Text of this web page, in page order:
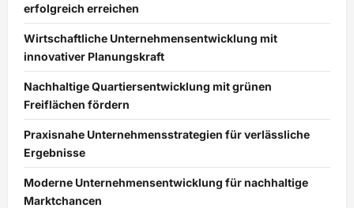
erfolgreich erreichen
Wirtschaftliche Unternehmensentwicklung mit
innovativer Planungskraft
Nachhaltige Quartiersentwicklung mit grünen
Freiflächen fördern
Praxisnahe Unternehmensstrategien für verlässliche
Ergebnisse
Moderne Unternehmensentwicklung für nachhaltige
Marktchancen